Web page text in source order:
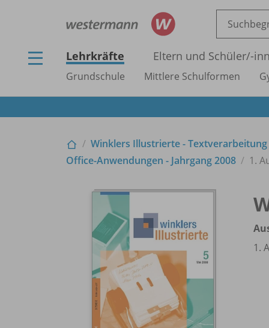
Lehrkräfte Eltern und Schüler/-
Grundschule Mittlere Schulformen
Winklers Illustrierte -
Office-Anwendungen - Jahrgang 2008
1.
1.